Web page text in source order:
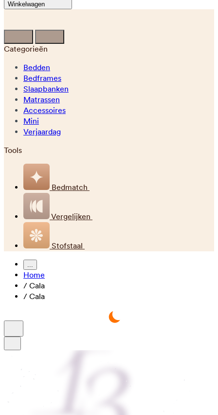
Winkelwagen
Categorieën
Bedden
Bedframes
Slaapbanken
Matrassen
Accessoires
Mini
Verjaardag
Tools
Bedmatch
Vergelijken
Stofstaal
...
Home
/ Cala
/ Cala